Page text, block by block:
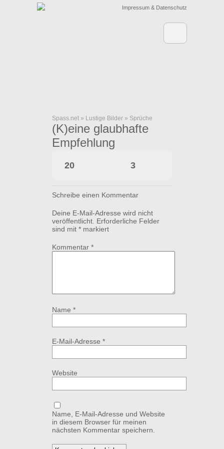
Impressum & Datenschutz
Spass.net » Lustige Bilder » Sprüche
(K)eine glaubhafte
Empfehlung
20 3
Schreibe einen Kommentar
Deine E-Mail-Adresse wird nicht
veröffentlicht. Erforderliche Felder
sind mit * markiert
Kommentar *
Name *
E-Mail-Adresse *
Website
Name, E-Mail-Adresse und Website
in diesem Browser für meinen
nächsten Kommentar speichern.